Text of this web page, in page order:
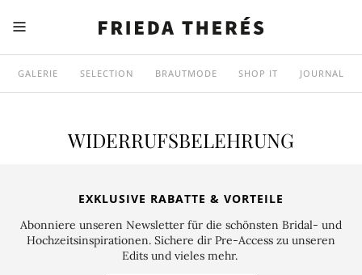
GALERIE SELECTION BRAUTMODE SHOP IT JOURNAL
WIDERRUFSBELEHRUNG
EXKLUSIVE RABATTE & VORTEILE
Abonniere unseren Newsletter für die schönsten Bridal- und
Hochzeitsinspirationen. Sichere dir Pre-Access zu unseren
Edits und vieles mehr.